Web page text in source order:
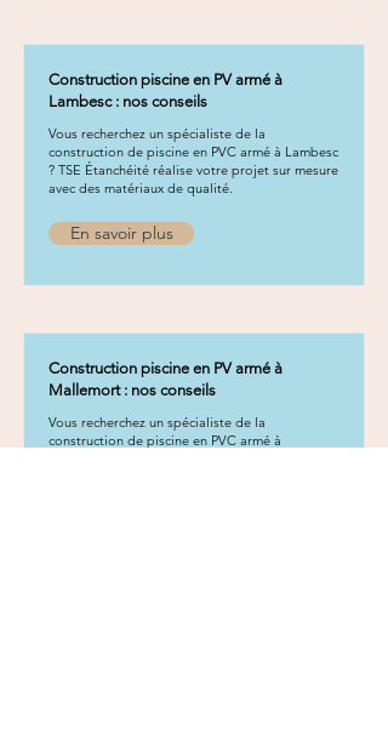
Construction piscine en PV armé à
Lambesc : nos conseils
Vous recherchez un spécialiste de la
construction de piscine en PVC armé à Lambesc
? TSE Étanchéité réalise votre projet sur mesure
avec des matériaux de qualité.
En savoir plus
Construction piscine en PV armé à
Mallemort : nos conseils
Vous recherchez un spécialiste de la
construction de piscine en PVC armé à